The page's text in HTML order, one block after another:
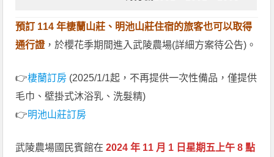
預訂 114 年棲蘭山莊、明池山莊住宿的旅客也可以取得
通行證，於櫻花季期間進入武陵農場(詳細方案待公告)。
👉棲蘭訂房 (2025/1/1起，不再提供一次性備品，僅提供
毛巾、壁掛式沐浴乳、洗髮精)
👉明池山莊訂房
武陵農場國民賓館在 2024 年 11 月 1 日星期五上午 8 點